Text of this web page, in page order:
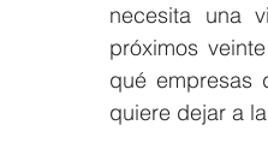
necesita una
próximos
qué empresas
quiere dejar a